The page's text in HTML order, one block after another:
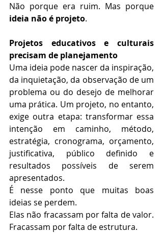
ideia não é projeto.
Projetos educativos e culturais
precisam de planejamento
Uma ideia pode nascer da inspiração,
da inquietação, da observação de um
problema ou do desejo de melhorar
uma prática. Um projeto, no entanto,
exige outra etapa: transformar essa
intenção em caminho, método,
estratégia, cronograma, orçamento,
justificativa, público definido e
resultados possíveis de serem
apresentados.
É nesse ponto que muitas boas
ideias se perdem.
Elas não fracassam por falta de valor.
Fracassam por falta de estrutura.